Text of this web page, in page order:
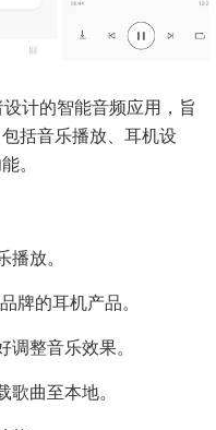
计的智能音频应用，旨
括音乐播放、耳机设
。
播放。
牌的耳机产品。
调整音乐效果。
歌曲至本地。